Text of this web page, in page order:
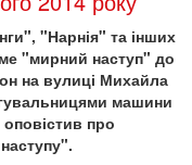
"Нарнія" та інших
"мирний наступ" до
на вулиці Михайла
машини
про